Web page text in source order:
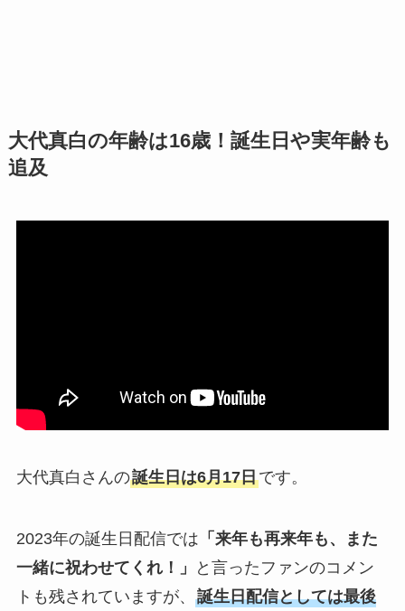
大代真白の年齢は16歳！誕生日や実年齢も
追及
大代真白さんの誕生日は6月17日です。
2023年の誕生日配信では 「来年も再来年も、また
一緒に祝わせてくれ！」
と言ったファンのコメン
トも残されていますが、 誕生日配信としては最後